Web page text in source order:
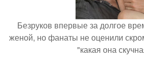
Безруков впервые за долгое
женой, но фанаты не оценили
"какая она